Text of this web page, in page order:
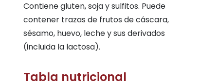
Contiene gluten, soja y sulfitos. Puede
contener trazas de frutos de cáscara,
sésamo, huevo, leche y sus derivados
(incluida la lactosa).
Tabla nutricional